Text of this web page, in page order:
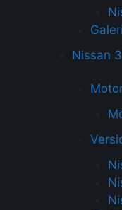
Nissan